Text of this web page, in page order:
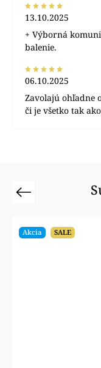
13.10.2025
+ Výborná
balenie.
06.10.2025
Zavolajú ohľadne
či je všetko tak
Previous
Akcia SALE